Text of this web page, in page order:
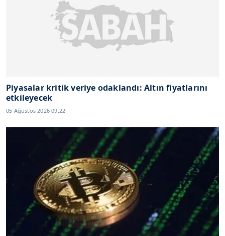
Piyasalar kritik veriye odaklandı: Altın fiyatlarını
etkileyecek
05 Ağustos 2026 09:22